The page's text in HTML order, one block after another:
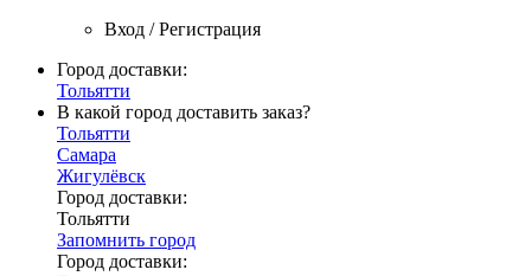
Вход / Регистрация
Город доставки:
Тольятти
В какой город доставить заказ?
Тольятти
Самара
Жигулёвск
Город доставки:
Тольятти
Запомнить город
Город доставки: